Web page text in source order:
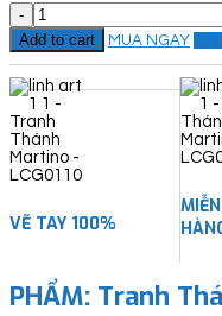
Tranh
Thánh
Martino
-
LCG0110
quantity
Add to cart MUA NGAY
VẼ TAY 100%
PHẨM: Tranh